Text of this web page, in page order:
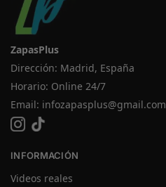
ZapasPlus
Dirección: Madrid, España
Horario: Online 24/7
Email: infozapasplus@gmail.com
INFORMACIÓN
Videos reales